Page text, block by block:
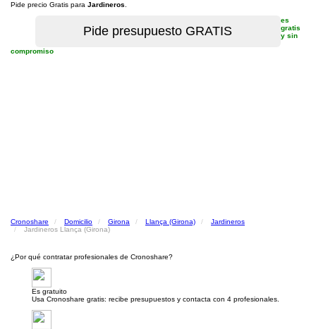
Pide precio Gratis para Jardineros
es
gratis
y sin
compromiso
Cronoshare Domicilio Girona Llança (Girona)
Jardineros
Jardineros Llança (Girona)
¿Por qué contratar profesionales de Cronoshare?
Es gratuito
Usa Cronoshare gratis: recibe presupuestos y contacta con 4 profesionales.